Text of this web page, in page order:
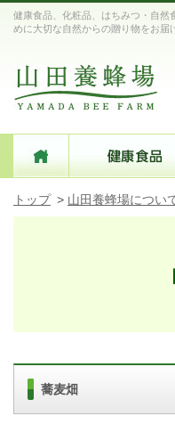
健康食品、化粧品、はちみつ・自然
めに大切な自然からの贈り物をお届
トップ > 山田養蜂場につい
蕎麦畑